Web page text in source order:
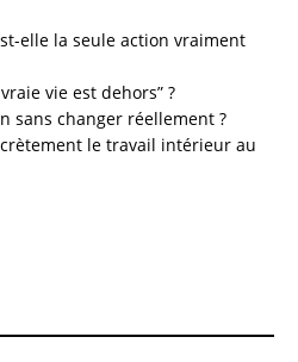
elle la seule action vraiment
vie est dehors” ?
sans changer réellement ?
le travail intérieur au